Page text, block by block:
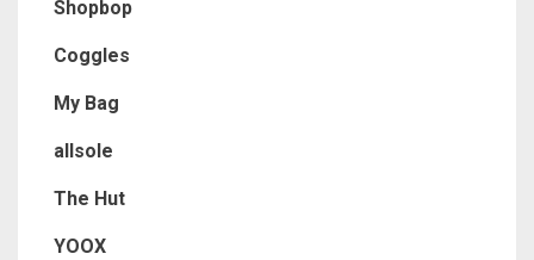
Shopbop
Coggles
My Bag
allsole
The Hut
YOOX